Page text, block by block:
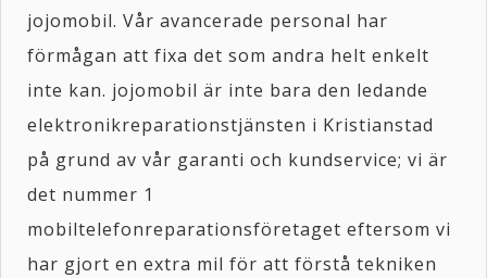
jojomobil. Vår avancerade personal har
förmågan att fixa det som andra helt enkelt
inte kan. jojomobil är inte bara den ledande
elektronikreparationstjänsten i Kristianstad
på grund av vår garanti och kundservice; vi är
det nummer 1
mobiltelefonreparationsföretaget eftersom vi
har gjort en extra mil för att förstå tekniken